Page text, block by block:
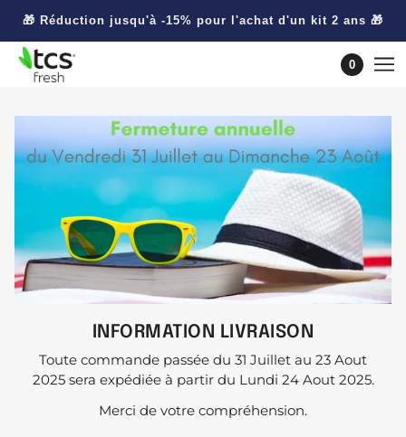
🎁 Réduction jusqu'à -15% pour l'achat d'un kit 2 ans 🎁
0
INFORMATION LIVRAISON
Toute commande passée du 31 Juillet au 23 Aout
2025 sera expédiée à partir du Lundi 24 Aout 2025.
Merci de votre compréhension.